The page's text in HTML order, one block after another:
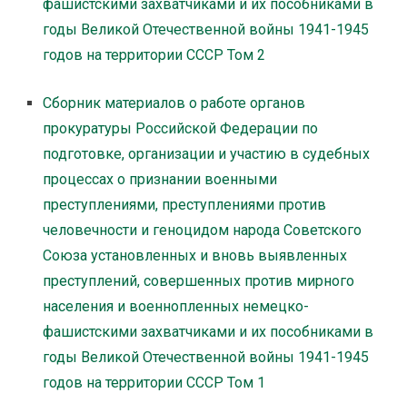
фашистскими захватчиками и их пособниками в
годы Великой Отечественной войны 1941-1945
годов на территории СССР Том 2
Сборник материалов о работе органов
прокуратуры Российской Федерации по
подготовке, организации и участию в судебных
процессах о признании военными
преступлениями, преступлениями против
человечности и геноцидом народа Советского
Союза установленных и вновь выявленных
преступлений, совершенных против мирного
населения и военнопленных немецко-
фашистскими захватчиками и их пособниками в
годы Великой Отечественной войны 1941-1945
годов на территории СССР Том 1